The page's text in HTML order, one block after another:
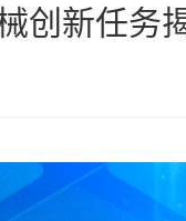
创新任务